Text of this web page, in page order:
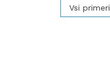
Vsi primeri